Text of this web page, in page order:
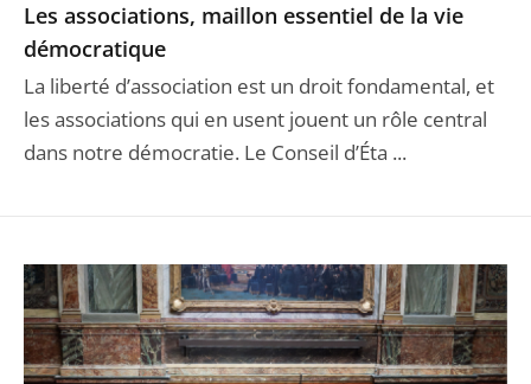
Les associations, maillon essentiel de la vie
démocratique
La liberté d’association est un droit fondamental, et
les associations qui en usent jouent un rôle central
dans notre démocratie. Le Conseil d’Éta ...